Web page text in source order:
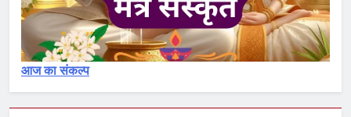
आज का संकल्प
का विश्लेषण – Pavitrikaran – 1
कर्मकांड सीखना
1